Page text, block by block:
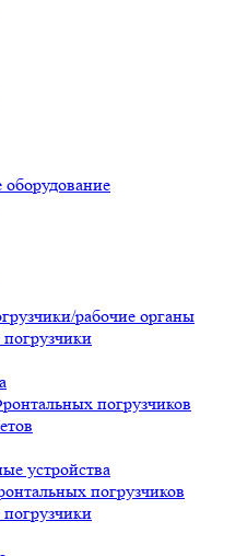
рабочие органы
погрузчиков
устройства
погрузчиков